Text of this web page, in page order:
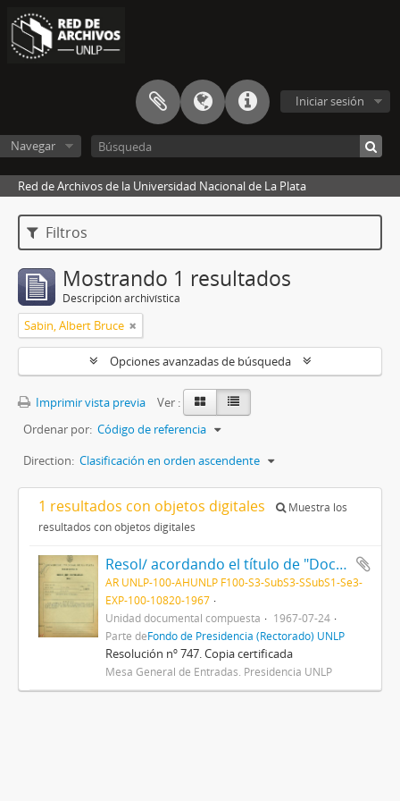
Iniciar sesión
Navegar
Red de Archivos de la Universidad Nacional de La Plata
Filtros
Mostrando 1 resultados
Descripción archivística
Sabin, Albert Bruce
Opciones avanzadas de búsqueda
Imprimir vista previa
Ver :
Ordenar por: Código de referencia
Direction: Clasificación en orden ascendente
1 resultados con objetos digitales
Muestra los
resultados con objetos digitales
Resol/ acordando el título de "Doctor Honoris Causa" al Dr. Albert Sabin, y disponiendo que el acto de entrega del mismo se efectúe el día 28 del actual, en esta Presidencia 1967
AR UNLP-100-AHUNLP F100-S3-SubS3-SSubS1-Se3-
EXP-100-10820-1967
Unidad documental compuesta
1967-07-24
Parte deFondo de Presidencia (Rectorado) UNLP
Resolución nº 747. Copia certificada
Mesa General de Entradas. Presidencia UNLP